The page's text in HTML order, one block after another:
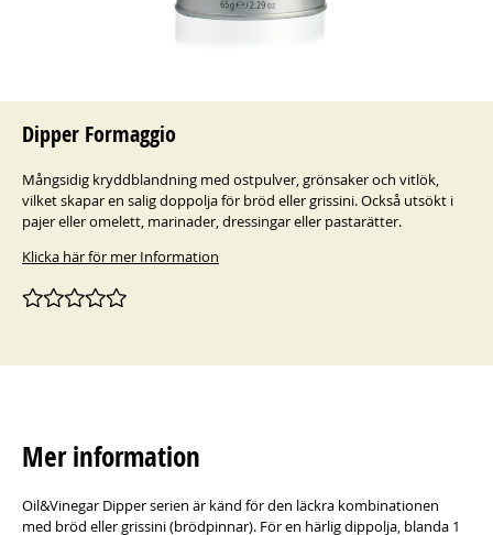
Dipper Formaggio
Mångsidig kryddblandning med ostpulver, grönsaker och vitlök,
vilket skapar en salig doppolja för bröd eller grissini. Också utsökt i
pajer eller omelett, marinader, dressingar eller pastarätter.
Klicka här för mer Information
Mer information
Oil&Vinegar Dipper serien är känd för den läckra kombinationen
med bröd eller grissini (brödpinnar). För en härlig dippolja, blanda 1